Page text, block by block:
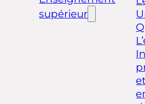
supérieur